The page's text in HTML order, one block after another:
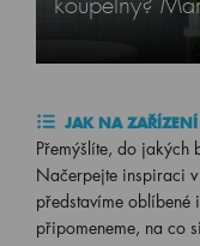
JAK NA
Přemýšlíte, do jakých
Načerpejte inspiraci v
představíme oblíbené
připomeneme, na co